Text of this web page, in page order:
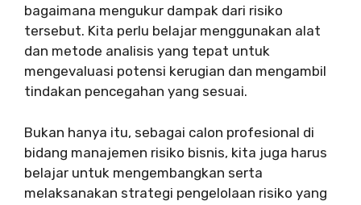
bagaimana mengukur dampak dari risiko
tersebut. Kita perlu belajar menggunakan alat
dan metode analisis yang tepat untuk
mengevaluasi potensi kerugian dan mengambil
tindakan pencegahan yang sesuai.
Bukan hanya itu, sebagai calon profesional di
bidang manajemen risiko bisnis, kita juga harus
belajar untuk mengembangkan serta
melaksanakan strategi pengelolaan risiko yang